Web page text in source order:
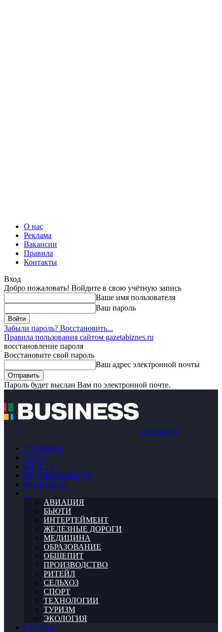
О нас
Реклама
Вакансии
Правила
Контакты
Вход
Добро пожаловать! Войдите в свою учётную запись
Ваше имя пользователя
Ваш пароль
Забыли пароль? Восстановить...
Правила пользования сайтом gazetabiznes.ru
восстановление пароля
Восстановите свой пароль
Ваш адрес электронной почты
Пароль будет выслан Вам по электронной почте.
BUSINESS
ГЛАВНАЯ
АВТО
ВЛАСТЬ
НЕДВИЖИМОСТЬ
ФИНАНСЫ
…
АВИАЦИЯ
БЬЮТИ
ИНТЕРТЕЙМЕНТ
ЖЕЛЕЗНЫЕ ДОРОГИ
МЕДИЦИНА
ОБРАЗОВАНИЕ
ОБЩЕПИТ
ПРОИЗВОДСТВО
РИТЕЙЛ
СЕЛЬХОЗ
СПОРТ
ТЕХНОЛОГИИ
ТУРИЗМ
ЭКОЛОГИЯ
СТАТЬИ